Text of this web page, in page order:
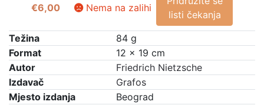
€6,00 Nema na zalihi
listi čekanja
Težina
84 g
Format
12 × 19 cm
Autor
Friedrich Nietzsche
Izdavač
Grafos
Mjesto izdanja
Beograd